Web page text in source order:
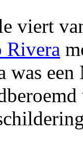
viert
Rivera
was een